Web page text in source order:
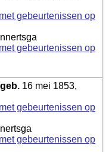
geb. 16 mei 1853,